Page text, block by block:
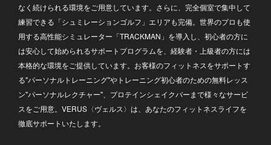
なく続けられる環境をご用意しています。さらに、完全個室で集中して
練習できる「シュミレーションゴルフ」エリアも完備。世界のプロも使
用する高性能シミュレーター「TRACKMAN」を導入し、初心者の方に
は安心して始められるサポートプログラムを、経験者・上級者の方には
本格的な環境をご提供しています。お客様のフィットネスをサポートす
る"パーソナルトレーニング"やトレーニング初心者のための無料レッス
ン"パーソナルレクチャー"、プロテインシェイクバーまで様々なサービ
スをご用意。VERUS〈ヴェルス〉は、あなたのフィットネスライフを
徹底サポートいたします。